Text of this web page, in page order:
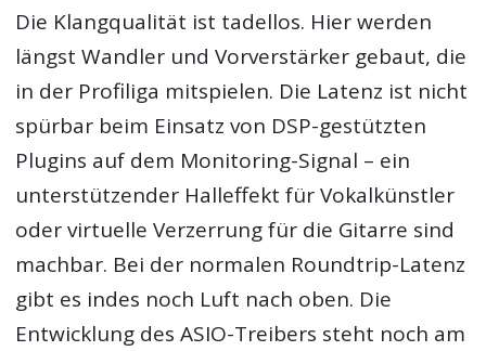
Die Klangqualität ist tadellos. Hier werden
längst Wandler und Vorverstärker gebaut, die
in der Profiliga mitspielen. Die Latenz ist nicht
spürbar beim Einsatz von DSP-gestützten
Plugins auf dem Monitoring-Signal – ein
unterstützender Halleffekt für Vokalkünstler
oder virtuelle Verzerrung für die Gitarre sind
machbar. Bei der normalen Roundtrip-Latenz
gibt es indes noch Luft nach oben. Die
Entwicklung des ASIO-Treibers steht noch am